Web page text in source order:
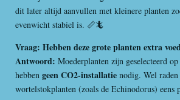
dit later altijd aanvullen met kleinere planten
evenwicht stabiel is. 📏🦎
Vraag: Hebben deze grote planten extra
Antwoord: Moederplanten zijn geselecteerd
hebben geen CO2-installatie nodig. Wel
wortelstokplanten (zoals de Echinodorus) eens